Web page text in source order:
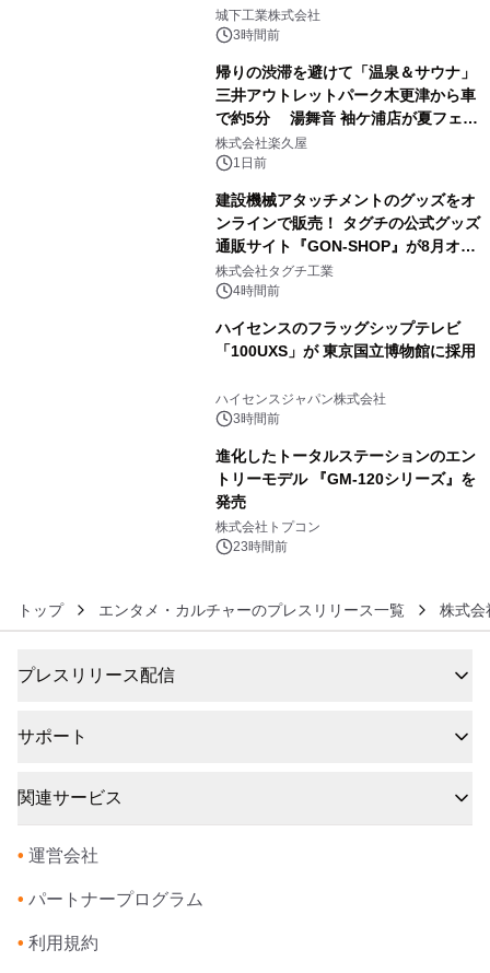
ーブル1本つなぐだけ、テレビの音が
ぐっと豊かに
城下工業株式会社
3時間前
帰りの渋滞を避けて「温泉＆サウナ」
三井アウトレットパーク木更津から車
で約5分 湯舞音 袖ケ浦店が夏フェア
メニューを提供
株式会社楽久屋
1日前
建設機械アタッチメントのグッズをオ
ンラインで販売！ タグチの公式グッズ
通販サイト『GON-SHOP』が8月オー
プン
株式会社タグチ工業
4時間前
ハイセンスのフラッグシップテレビ
「100UXS」が 東京国立博物館に採用
ハイセンスジャパン株式会社
3時間前
進化したトータルステーションのエン
トリーモデル 『GM-120シリーズ』を
発売
株式会社トプコン
23時間前
トップ エンタメ・カルチャーのプレスリリース一覧 株式会
プレスリリース配信
サポート
関連サービス
• 運営会社
• パートナープログラム
• 利用規約